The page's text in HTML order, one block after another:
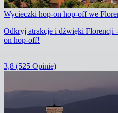
Wycieczki hop-on hop-off we
Odkryj atrakcje i dźwięki Florencji
on hop-off!
3,8 (525 Opinie)